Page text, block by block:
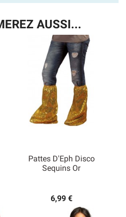
AUSSI...
Pattes D'Eph Disco
Sequins Or
6,99 €